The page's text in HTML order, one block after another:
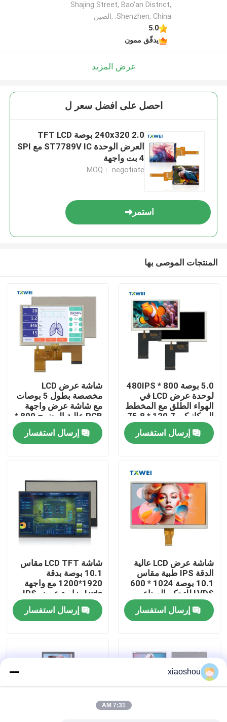
المنزل
حولنا
جولة في المصنع
أخبار
اطلب اقتباس
شاشة TFT Lcd
وحدة TFT LCD
Shajing Street, Bao'an District,
Shenzhen, China. ,الصين
5.0
يدقّق ممون
عرض المزيد
احصل على افضل سعر ل
240x320 2.0 بوصة TFT LCD
العرض الوحدة ST7789V IC مع SPI
4 بت واجهة
MOQ： negotiate
استمر
المنتجات الموصى بها
5.0 بوصة 800 * 480IPS
لوحدة عرض LCD في
الهواء الطلق مع المخطط
الميكانيكي 120.7 * 75.8
* 2.8
إرسال استفسار
شاشة عرض LCD
مخصصة بطول 5 بوصات
مع شاشة عرض واجهة
RGB عالية الوضوح 800 *
480
إرسال استفسار
شاشة عرض LCD عالية
الدقة IPS طبية مقاس
10.1 بوصة 1024 * 600
LVDS للتحكم الصناعي
إرسال استفسار
شاشة LCD TFT مقاس
10.1 بوصة بدقة
1920*1200 مع واجهة
Lvds وزاوية عرض IPS
كاملة
إرسال استفسار
xiaoshou
7:31 AM